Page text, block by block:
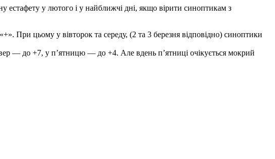
естафету у лютого і у найближчі дні, якщо вірити синоптикам з
При цьому у вівторок та середу, (2 та 3 березня відповідно) синоптики
— до +7, у п’ятницю — до +4. Але вдень п’ятниці очікується мокрий